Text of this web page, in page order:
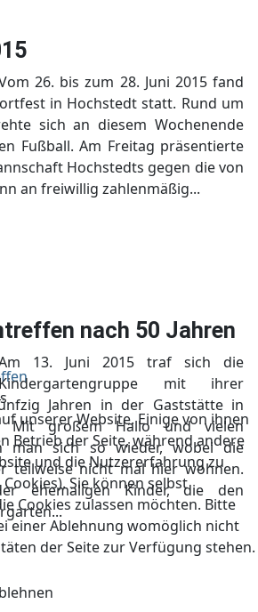
26. bis zum 28. Juni 2015 fand
in Hochstedt statt. Rund um
sich an diesem Wochenende
Fußball. Am Freitag präsentierte
Hochstedts gegen die von
an freiwillig zahlenmäßig...
nach 50 Jahren
13. Juni 2015 traf sich die
mit ihrer
Jahren in der Gaststätte in
Mit großem Hallo und vielen
man sich so wieder, wobei die
teilweise nicht mal hier wohnen.
ehemaligen Kinder, die den
unserer Website. Einige von ihnen
Betrieb der Seite, während andere
und die Nutzererfahrung zu
Sie können selbst
Cookies zulassen möchten. Bitte
einer Ablehnung womöglich nicht
der Seite zur Verfügung stehen.